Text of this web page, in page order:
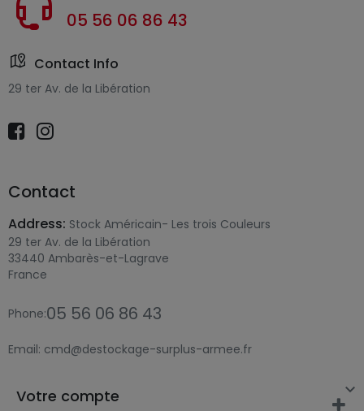
05 56 06 86 43
Contact Info
29 ter Av. de la Libération
Contact
Address: Stock Américain- Les trois Couleurs
29 ter Av. de la Libération
33440 Ambarès-et-Lagrave
France
Phone:05 56 06 86 43
Email: cmd@destockage-surplus-armee.fr

Votre compte